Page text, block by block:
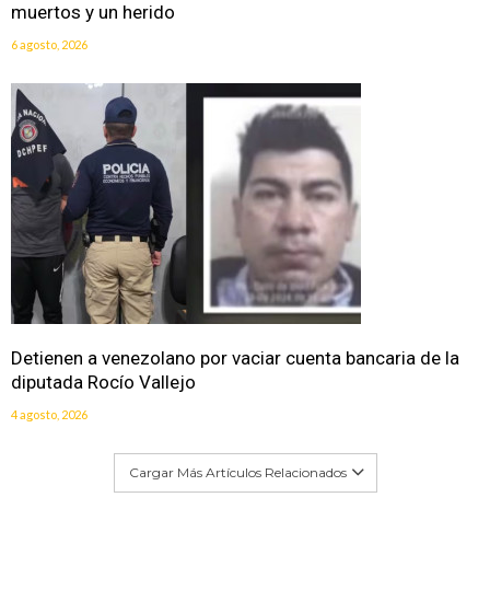
muertos y un herido
6 agosto, 2026
Detienen a venezolano por vaciar cuenta bancaria de la
diputada Rocío Vallejo
4 agosto, 2026
Cargar Más Artículos Relacionados